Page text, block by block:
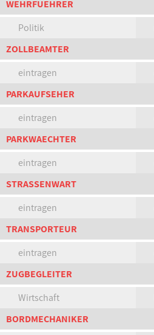
WEHRFUEHRER
Politik
ZOLLBEAMTER
eintragen
PARKAUFSEHER
eintragen
PARKWAECHTER
eintragen
STRASSENWART
eintragen
TRANSPORTEUR
eintragen
ZUGBEGLEITER
Wirtschaft
BORDMECHANIKER